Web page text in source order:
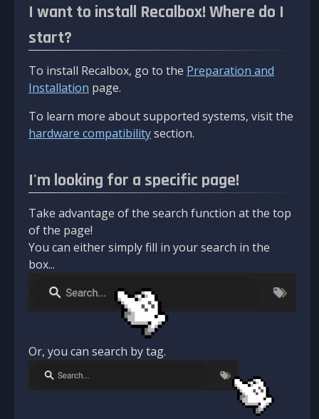
I want to install Recalbox! Where do I
start?
To install Recalbox, go to the Preparation and
Installation page.
To learn more about supported systems, visit the
hardware compatibilitysection.
I'm looking for a specific page!
Take advantage of the search function at the top
of the page!
You can either simply fill in your search in the
box...
Or, you can search by tag.